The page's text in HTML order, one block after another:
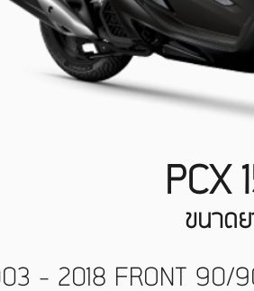
PCX
ขนาดย
- 2018 FRONT 90/